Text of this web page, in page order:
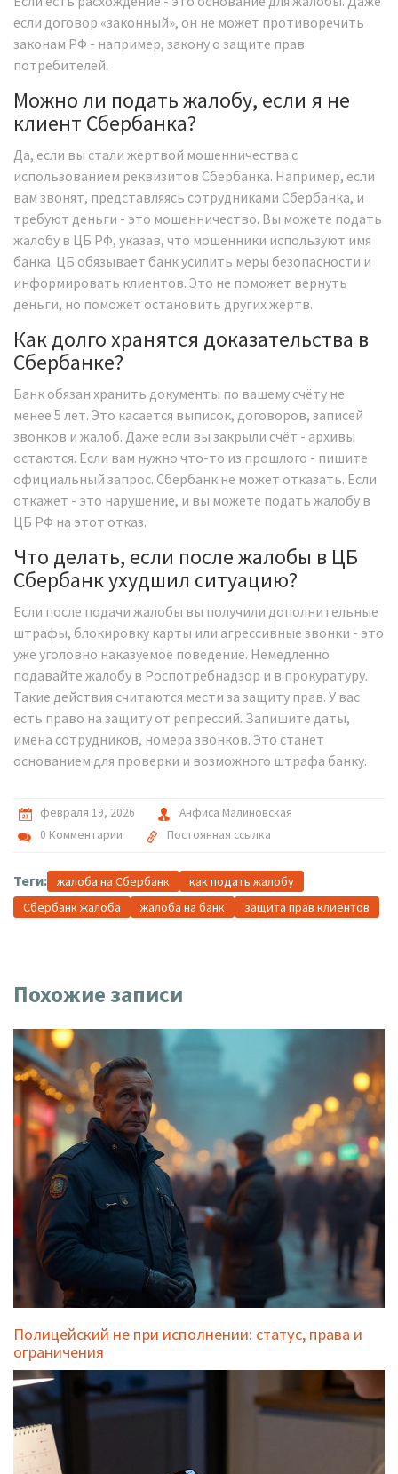
если договор «законный», он не может противоречить
законам РФ - например, закону о защите прав
потребителей.
Можно ли подать жалобу, если я не
клиент Сбербанка?
Да, если вы стали жертвой мошенничества с
использованием реквизитов Сбербанка. Например, если
вам звонят, представляясь сотрудниками Сбербанка, и
требуют деньги - это мошенничество. Вы можете подать
жалобу в ЦБ РФ, указав, что мошенники используют имя
банка. ЦБ обязывает банк усилить меры безопасности и
информировать клиентов. Это не поможет вернуть
деньги, но поможет остановить других жертв.
Как долго хранятся доказательства в
Сбербанке?
Банк обязан хранить документы по вашему счёту не
менее 5 лет. Это касается выписок, договоров, записей
звонков и жалоб. Даже если вы закрыли счёт - архивы
остаются. Если вам нужно что-то из прошлого - пишите
официальный запрос. Сбербанк не может отказать. Если
откажет - это нарушение, и вы можете подать жалобу в
ЦБ РФ на этот отказ.
Что делать, если после жалобы в ЦБ
Сбербанк ухудшил ситуацию?
Если после подачи жалобы вы получили дополнительные
штрафы, блокировку карты или агрессивные звонки - это
уже уголовно наказуемое поведение. Немедленно
подавайте жалобу в Роспотребнадзор и в прокуратуру.
Такие действия считаются мести за защиту прав. У вас
есть право на защиту от репрессий. Запишите даты,
имена сотрудников, номера звонков. Это станет
основанием для проверки и возможного штрафа банку.
февраля 19, 2026
Анфиса Малиновская
0 Комментарии
Постоянная ссылка
Теги: жалоба на Сбербанк
как подать жалобу
Сбербанк жалоба
жалоба на банк защита прав клиентов
Похожие записи
Полицейский не при исполнении: статус, права и
ограничения